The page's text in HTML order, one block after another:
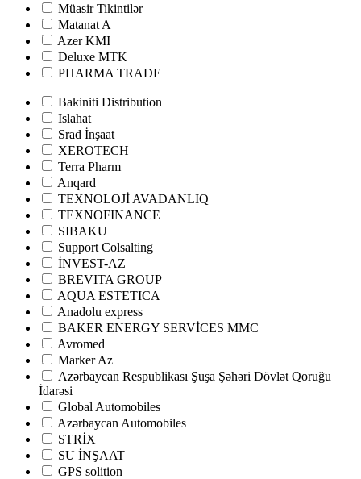
Müasir Tikintilər
Matanat A
Azer KMI
Deluxe MTK
PHARMA TRADE
Bakiniti Distribution
Islahat
Srad İnşaat
XEROTECH
Terra Pharm
Anqard
TEXNOLOJİ AVADANLIQ
TEXNOFINANCE
SIBAKU
Support Colsalting
İNVEST-AZ
BREVITA GROUP
AQUA ESTETICA
Anadolu express
BAKER ENERGY SERVİCES MMC
Avromed
Marker Az
Аzərbaycan Respublikası Şuşa Şəhəri Dövlət Qoruğu
İdarəsi
Global Automobiles
Azərbaycan Automobiles
STRİX
SU İNŞAAT
GPS solition